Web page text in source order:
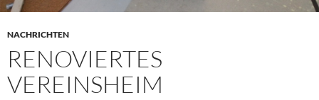
NACHRICHTEN
RENOVIERTES
VEREINSHEIM